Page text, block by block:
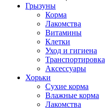
Грызуны
Корма
Лакомства
Витамины
Клетки
Уход и гигиена
Транспортировка
Аксессуары
Хорьки
Сухие корма
Влажные корма
Лакомства